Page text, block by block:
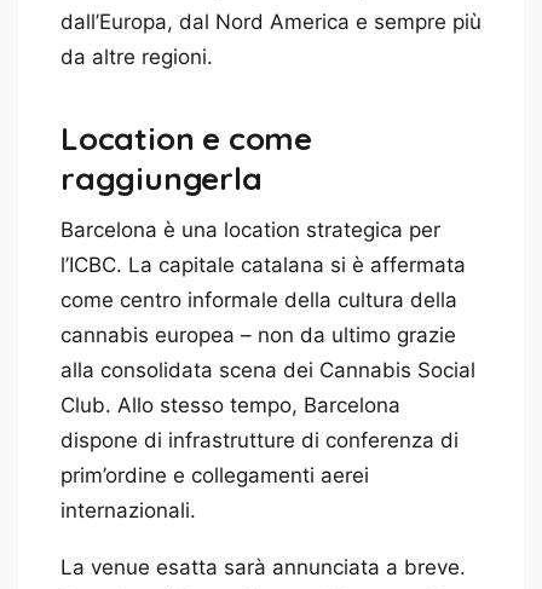
dall’Europa, dal Nord America e sempre più
da altre regioni.
Location e come
raggiungerla
Barcelona è una location strategica per
l’ICBC. La capitale catalana si è affermata
come centro informale della cultura della
cannabis europea – non da ultimo grazie
alla consolidata scena dei Cannabis Social
Club. Allo stesso tempo, Barcelona
dispone di infrastrutture di conferenza di
prim’ordine e collegamenti aerei
internazionali.
La venue esatta sarà annunciata a breve.